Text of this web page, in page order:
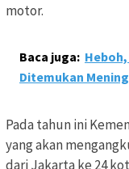
motor.
Baca juga:
Ditemukan
Pada tahun ini
yang akan
dari Jakarta ke 24